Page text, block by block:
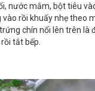
nước mắm, bột tiêu
rồi khuấy nhẹ theo
chín nổi lên trên là
tắt bếp.